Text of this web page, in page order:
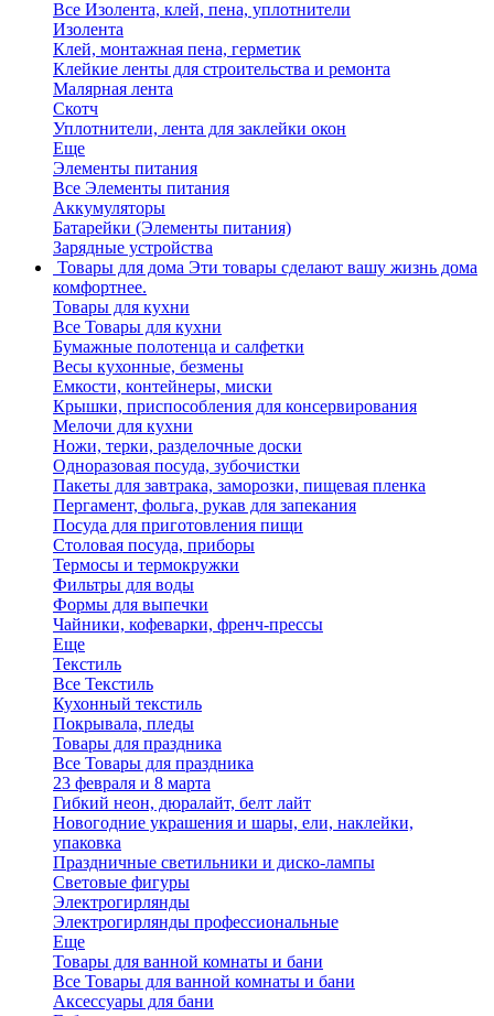
Все Изолента, клей, пена, уплотнители
Изолента
Клей, монтажная пена, герметик
Клейкие ленты для строительства и ремонта
Малярная лента
Скотч
Уплотнители, лента для заклейки окон
Еще
Элементы питания
Все Элементы питания
Аккумуляторы
Батарейки (Элементы питания)
Зарядные устройства
Товары для дома Эти товары сделают вашу жизнь дома
комфортнее.
Товары для кухни
Все Товары для кухни
Бумажные полотенца и салфетки
Весы кухонные, безмены
Емкости, контейнеры, миски
Крышки, приспособления для консервирования
Мелочи для кухни
Ножи, терки, разделочные доски
Одноразовая посуда, зубочистки
Пакеты для завтрака, заморозки, пищевая пленка
Пергамент, фольга, рукав для запекания
Посуда для приготовления пищи
Столовая посуда, приборы
Термосы и термокружки
Фильтры для воды
Формы для выпечки
Чайники, кофеварки, френч-прессы
Еще
Текстиль
Все Текстиль
Кухонный текстиль
Покрывала, пледы
Товары для праздника
Все Товары для праздника
23 февраля и 8 марта
Гибкий неон, дюралайт, белт лайт
Новогодние украшения и шары, ели, наклейки,
упаковка
Праздничные светильники и диско-лампы
Световые фигуры
Электрогирлянды
Электрогирлянды профессиональные
Еще
Товары для ванной комнаты и бани
Все Товары для ванной комнаты и бани
Аксессуары для бани